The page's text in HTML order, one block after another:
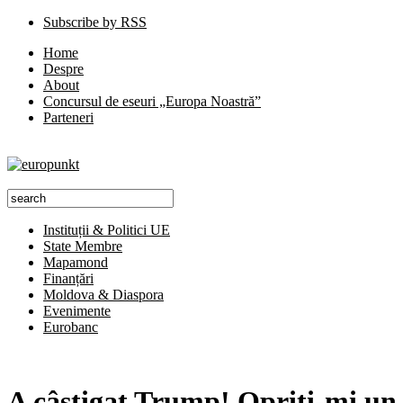
Subscribe by RSS
Home
Despre
About
Concursul de eseuri „Europa Noastră”
Parteneri
Instituții & Politici UE
State Membre
Mapamond
Finanțări
Moldova & Diaspora
Evenimente
Eurobanc